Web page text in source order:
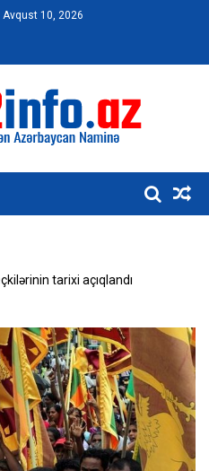
Avqust 10, 2026
tarixi açıqlandı